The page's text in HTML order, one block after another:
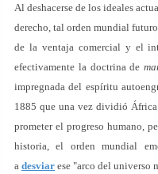
Al deshacerse de los ideales
derecho, tal orden mundial
de la ventaja comercial y el
efectivamente la doctrina de
impregnada del espíritu
1885 que una vez dividió
prometer el progreso humano,
historia, el orden mundial
a desviar ese "arco del universo